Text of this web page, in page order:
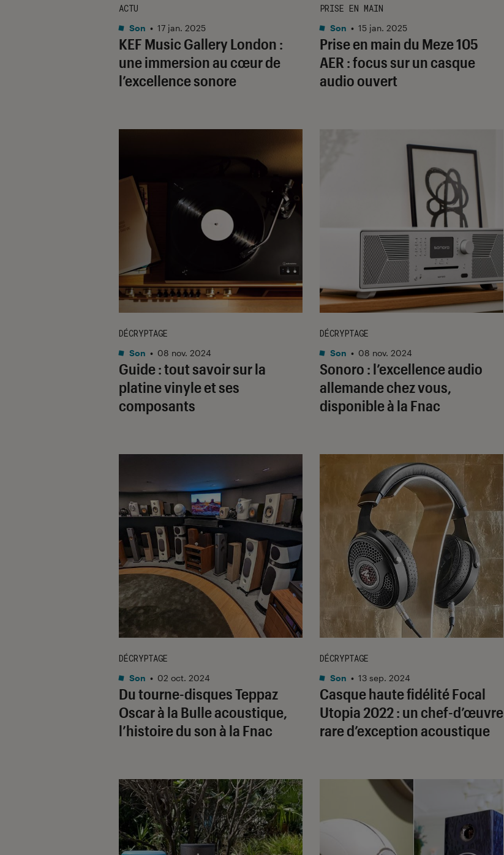
KEF Music Gallery London :
une immersion au cœur de
l’excellence sonore
ACTU
Son • 17 jan. 2025
Prise en main du Meze 105
AER : focus sur un casque
audio ouvert
PRISE EN MAIN
Son • 15 jan. 2025
Guide : tout savoir sur la
platine vinyle et ses
composants
DÉCRYPTAGE
Son • 08 nov. 2024
Sonoro : l’excellence audio
allemande chez vous,
disponible à la Fnac
DÉCRYPTAGE
Son • 08 nov. 2024
Du tourne-disques Teppaz
Oscar à la Bulle acoustique,
l’histoire du son à la Fnac
DÉCRYPTAGE
Son • 02 oct. 2024
Casque haute fidélité Focal
Utopia 2022 : un chef-d’œuvre
rare d’exception acoustique
DÉCRYPTAGE
Son • 13 sep. 2024